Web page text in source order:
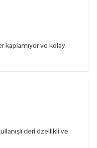
kaplamıyor ve kolay
deri özellikli ve